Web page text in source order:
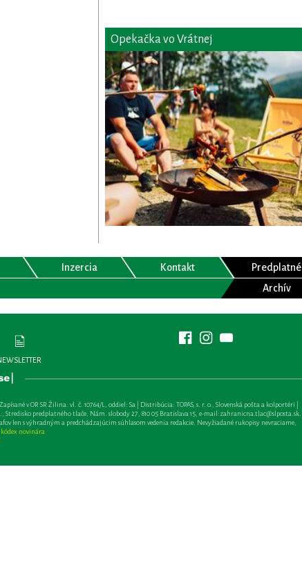
Opekačka vo Vrátnej
Inzercia Kontakt
Predplatné
Archív
v OR SR Žilina: vl. č. 10764/L, oddiel: Sa | Distribúcia: TOPAS, s. r. o., Slovenská pošta a kolportéri |
predplatného tlače, Nám. slobody 27, 810 05 Bratislava 15, e-mail:zahranicna.tlac@slposta.sk. |
len s výhradným a predchádzajúcim súhlasom vedenia redakcie. Nevyžiadané rukopisy nevraciame,
novinára